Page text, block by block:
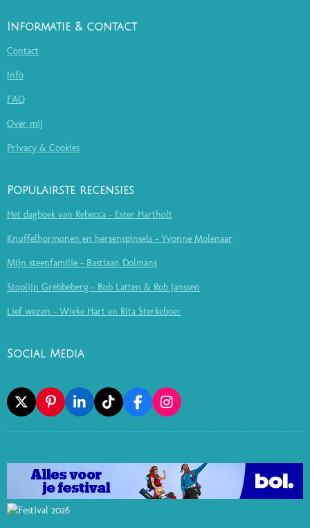
Informatie & contact
Contact
Info
FAQ
Over mij
Privacy & Cookies
Populairste recensies
Het dagboek van Rebecca - Ester Hartholt
Knuffelhormonen en hersenspinsels - Yvonne Molenaar
Mijn steenfamilie - Bastiaan Dolmans
Stoplijn Grebbeberg - Bob Latten & Rob Janssen
Lief wezen - Wieke Hart en Rita Sterkeboer
Social Media
X
P
I
N
E
R
E
S
T
L
I
N
E
D
I
N
T
I
K
O
F
A
C
B
O
K
I
N
S
A
G
A